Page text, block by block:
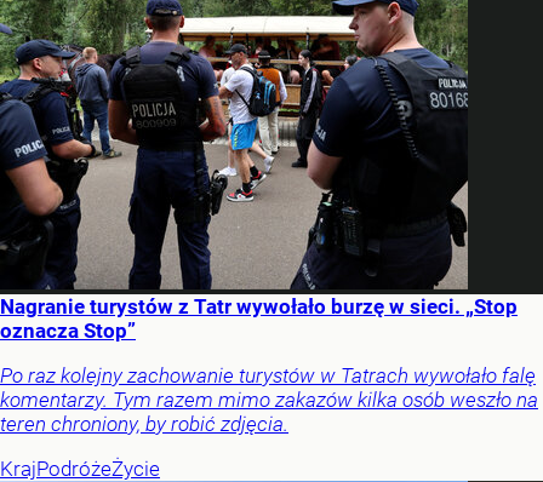
Nagranie turystów z Tatr wywołało burzę w sieci. „Stop
oznacza Stop”
Po raz kolejny zachowanie turystów w Tatrach wywołało falę
komentarzy. Tym razem mimo zakazów kilka osób weszło na
teren chroniony, by robić zdjęcia.
KrajPodróżeŻycie